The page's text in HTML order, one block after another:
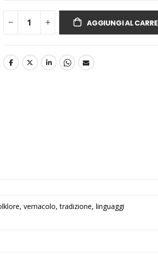
AGGIUNGI AL
vernacolo, tradizione, linguaggi